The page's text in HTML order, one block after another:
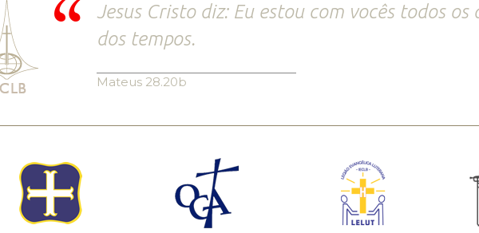
Jesus Cristo diz: Eu estou com vocês todos os
dos tempos.
Mateus 28.20b